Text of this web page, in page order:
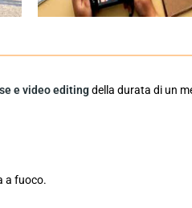
e video editingdella durata di un
a fuoco.